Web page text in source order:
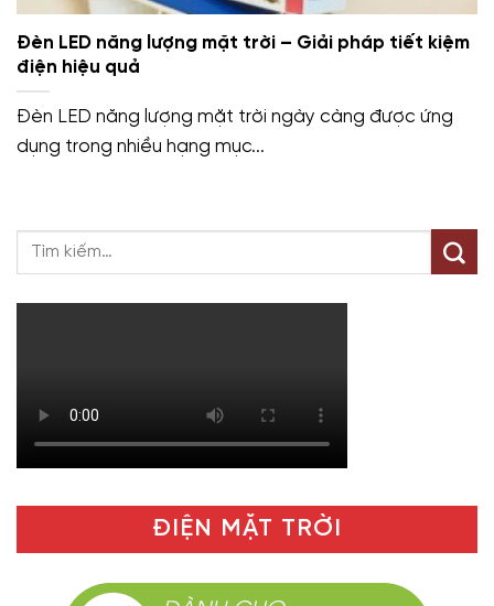
Đèn LED năng lượng mặt trời – Giải pháp tiết kiệm
điện hiệu quả
Đèn LED năng lượng mặt trời ngày càng được ứng
dụng trong nhiều hạng mục...
ĐIỆN MẶT TRỜI